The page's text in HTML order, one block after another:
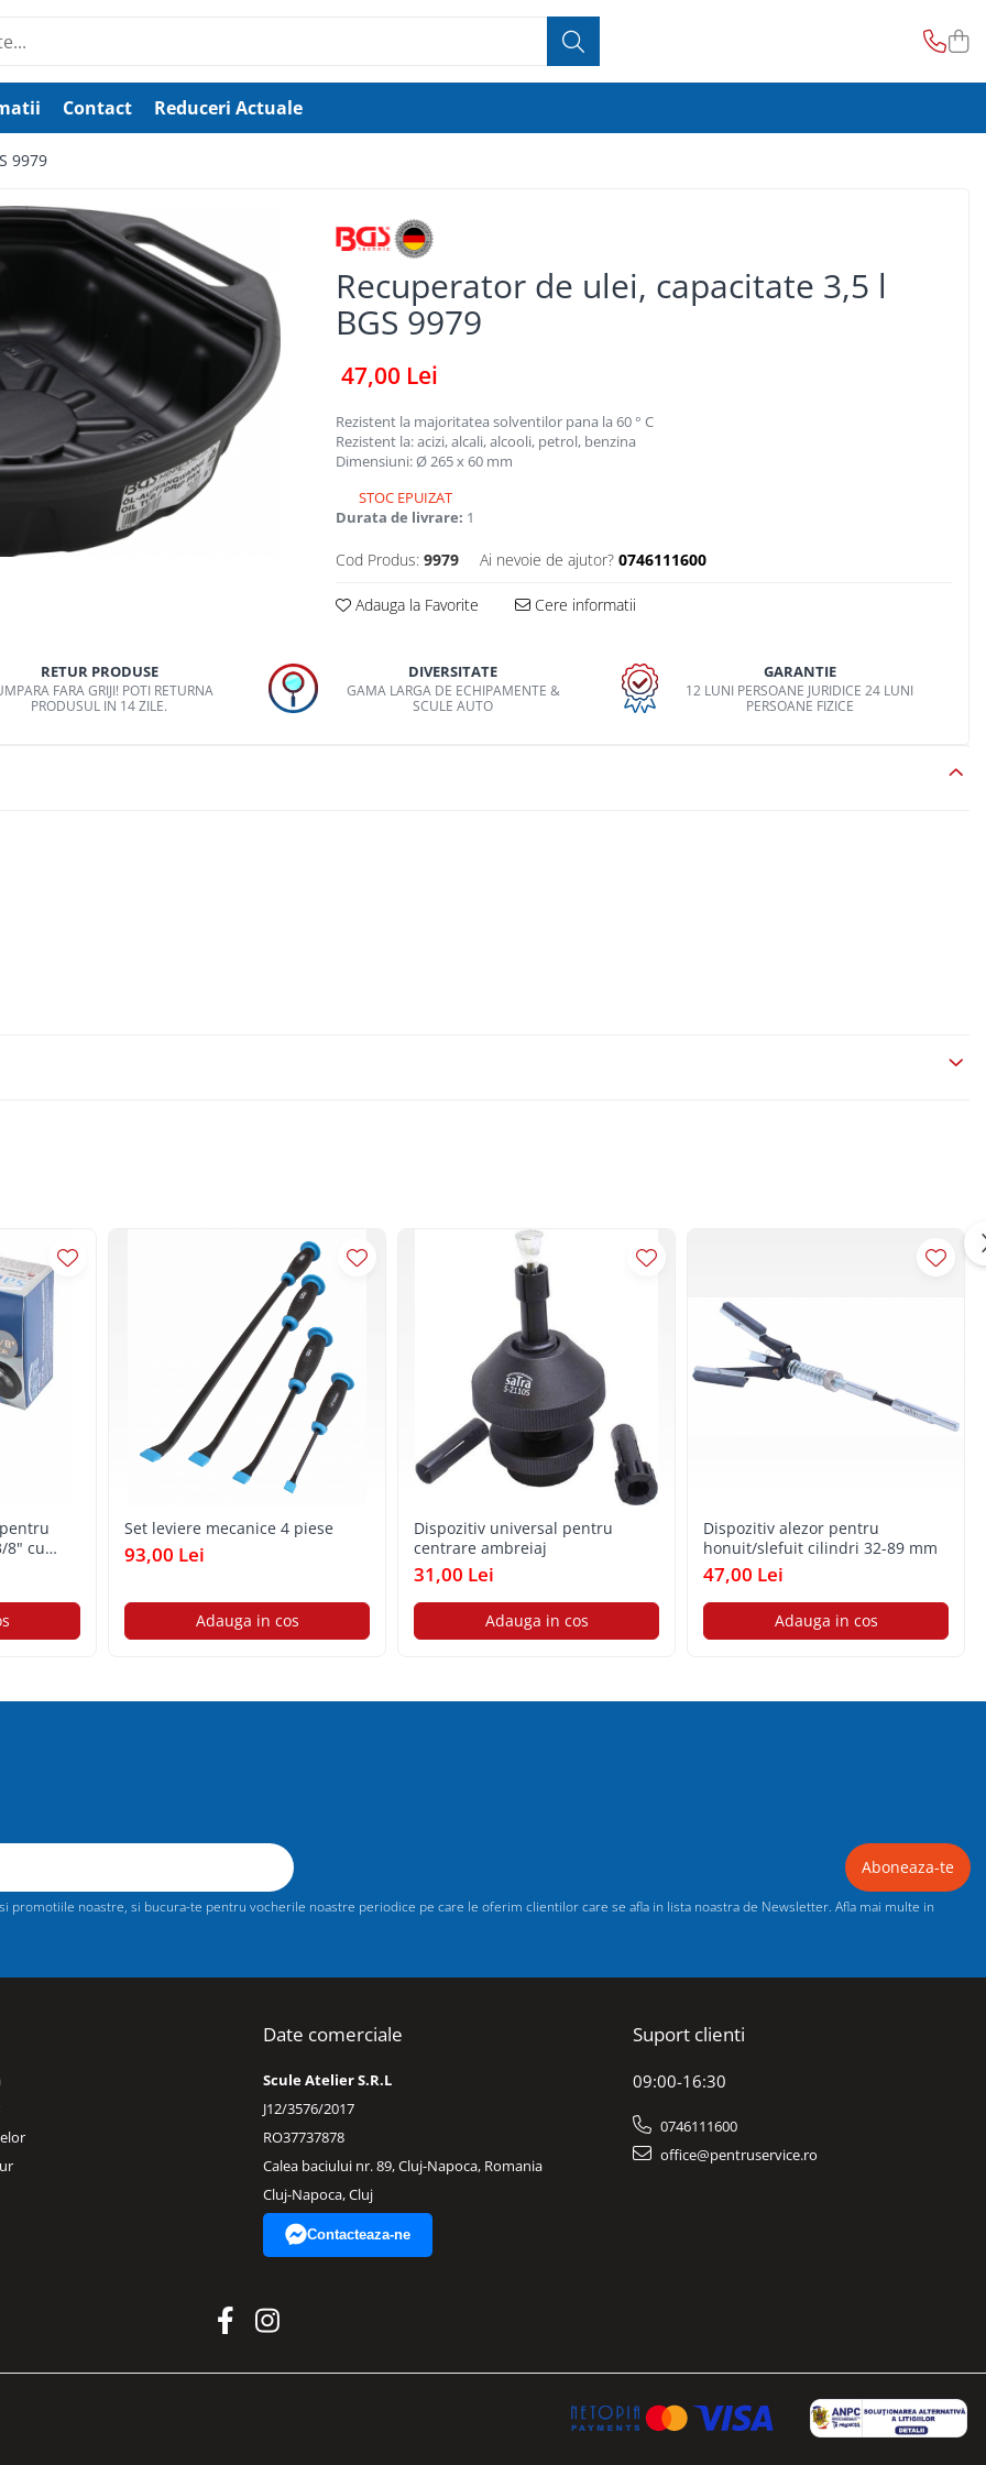
Contact Reduceri Actuale
9979
Recuperator de ulei, capacitate 3,5 l
BGS 9979
47,00 Lei
Rezistent la majoritatea solventilor pana la 60 ° C
Rezistent la: acizi, alcali, alcooli, petrol, benzina
Dimensiuni: Ø 265 x 60 mm
STOC EPUIZAT
Durata de livrare: 1
Cod Produs: 9979 Ai nevoie de ajutor? 0746111600
Adauga la Favorite Cere informatii
RETUR PRODUSE
FARA GRIJI! POTI RETURNA
PRODUSUL IN 14 ZILE.
DIVERSITATE
GAMA LARGA DE ECHIPAMENTE &
SCULE AUTO
GARANTIE
12 LUNI PERSOANE JURIDICE 24 LUNI
PERSOANE FIZICE
8" cu
Set leviere mecanice 4 piese
93,00 Lei
Adauga in cos
Dispozitiv universal pentru
centrare ambreiaj
31,00 Lei
Adauga in cos
Dispozitiv alezor pentru
honuit/slefuit cilindri 32-89 mm
47,00 Lei
Adauga in cos
noastre, si bucura-te pentru vocherile noastre periodice pe care le oferim clientilor care se afla in lista noastra de Newsletter. Afla mai multe in
Date comerciale
Scule Atelier S.R.L
J12/3576/2017
RO37737878
Calea baciului nr. 89, Cluj-Napoca, Romania
Cluj-Napoca, Cluj
Contacteaza-ne
Suport clienti
09:00-16:30
0746111600
office@pentruservice.ro